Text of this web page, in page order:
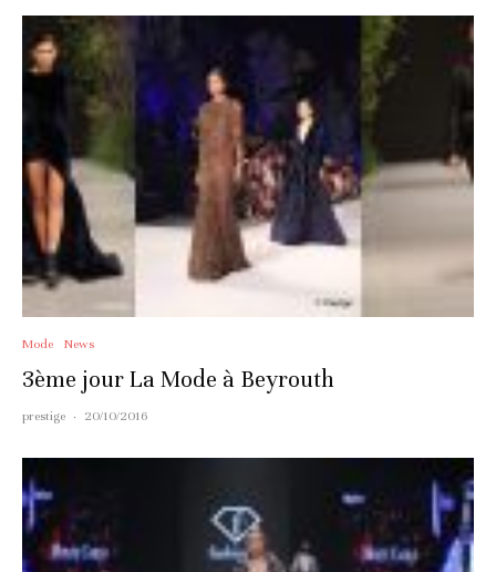
Mode News
3ème jour La Mode à Beyrouth
prestige · 20/10/2016